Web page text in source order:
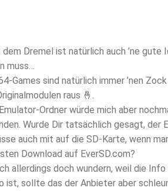
dem Dremel ist natürlich auch ’ne
muss…
Games sind natürlich immer ’nen
raus 🤞.
Ordner würde mich aber
Wurde Dir tatsächlich gesagt, der
auch mit auf die SD-Karte, wenn
Download auf EverSD.com?
allerdings doch wundern, weil die
ist, sollte das der Anbieter aber